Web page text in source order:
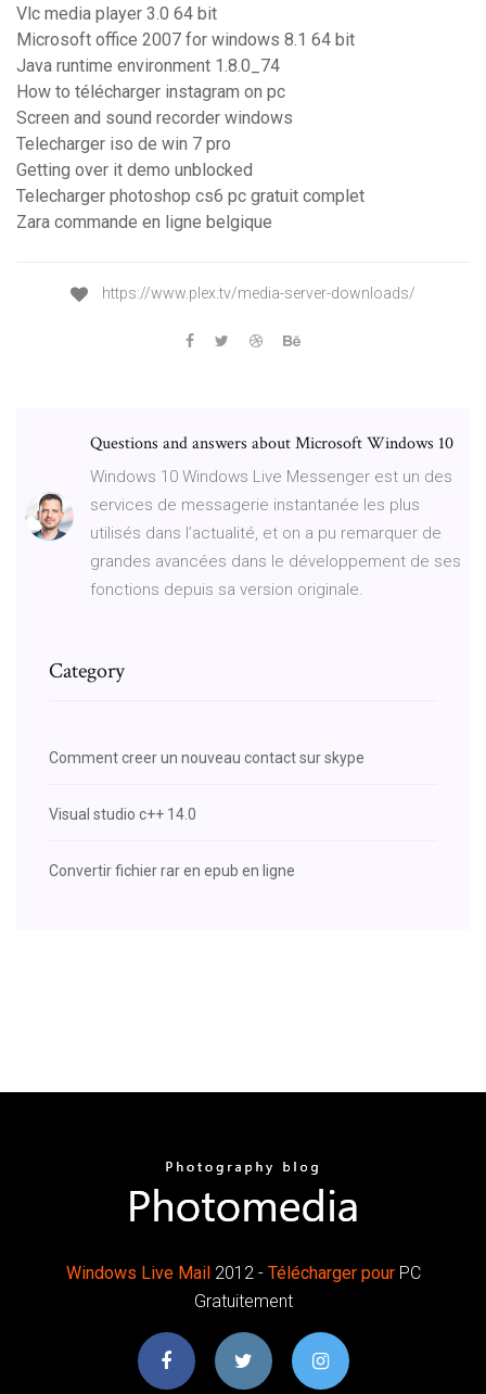
Vlc media player 3.0 64 bit
Microsoft office 2007 for windows 8.1 64 bit
Java runtime environment 1.8.0_74
How to télécharger instagram on pc
Screen and sound recorder windows
Telecharger iso de win 7 pro
Getting over it demo unblocked
Telecharger photoshop cs6 pc gratuit complet
Zara commande en ligne belgique
https://www.plex.tv/media-server-downloads/
Questions and answers about Microsoft Windows 10
Windows 10 Windows Live Messenger est un des
services de messagerie instantanée les plus
utilisés dans l’actualité, et on a pu remarquer de
grandes avancées dans le développement de ses
fonctions depuis sa version originale.
Category
Comment creer un nouveau contact sur skype
Visual studio c++ 14.0
Convertir fichier rar en epub en ligne
Windows Live Mail2012 - Télécharger pourPC
Gratuitement